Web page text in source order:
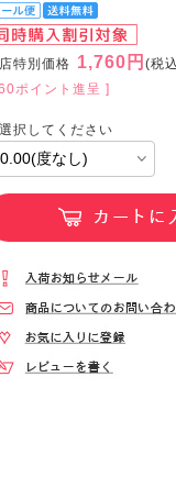
特別価格 1,760円 (税
ポイント進呈 ]